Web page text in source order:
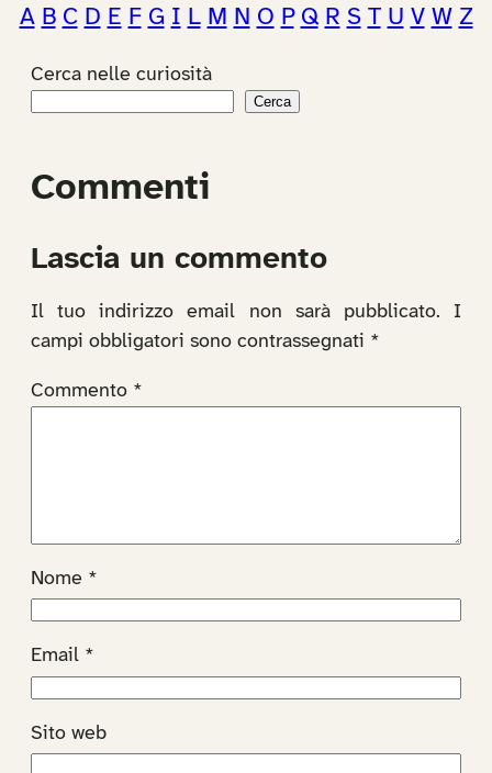
A B C D E F G I L M N O P Q R S T U V W Z
Cerca nelle curiosità
Cerca
Commenti
Lascia un commento
Il tuo indirizzo email non sarà pubblicato.
I
campi obbligatori sono contrassegnati *
Commento *
Nome *
Email *
Sito web